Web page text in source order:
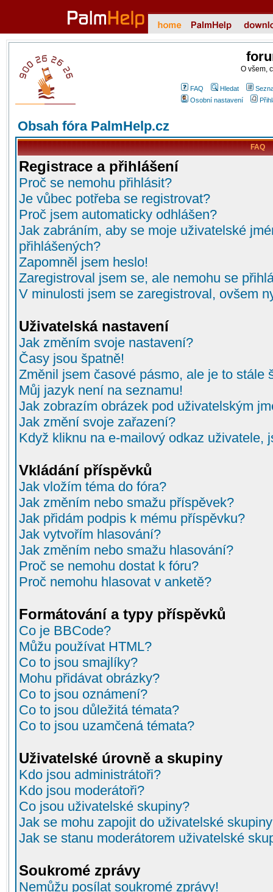
O všem,
FAQ Hledat
Osobní nastavení
Obsah fóra PalmHelp.cz
FAQ
Registrace a přihlášení
Proč se nemohu přihlásit?
Je vůbec potřeba se registrovat?
Proč jsem automaticky odhlášen?
Jak zabráním, aby se moje uživatelské
přihlášených?
Zapomněl jsem heslo!
Zaregistroval jsem se, ale nemohu se
V minulosti jsem se zaregistroval, ovšem
Uživatelská nastavení
Jak změním svoje nastavení?
Časy jsou špatně!
Změnil jsem časové pásmo, ale je to stále
Můj jazyk není na seznamu!
Jak zobrazím obrázek pod uživatelským
Jak změní svoje zařazení?
Když kliknu na e-mailový odkaz uživatele,
Vkládání příspěvků
Jak vložím téma do fóra?
Jak změním nebo smažu příspěvek?
Jak přidám podpis k mému příspěvku?
Jak vytvořím hlasování?
Jak změním nebo smažu hlasování?
Proč se nemohu dostat k fóru?
Proč nemohu hlasovat v anketě?
Formátování a typy příspěvků
Co je BBCode?
Můžu používat HTML?
Co to jsou smajlíky?
Mohu přidávat obrázky?
Co to jsou oznámení?
Co to jsou důležitá témata?
Co to jsou uzamčená témata?
Uživatelské úrovně a skupiny
Kdo jsou administrátoři?
Kdo jsou moderátoři?
Co jsou uživatelské skupiny?
Jak se mohu zapojit do uživatelské
Jak se stanu moderátorem uživatelské
Soukromé zprávy
Nemůžu posílat soukromé zprávy!